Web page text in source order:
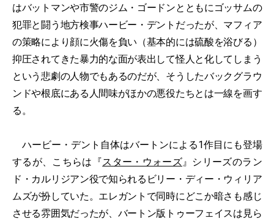
はバットマンや市警のジム・ゴードンとともにゴッサムの
犯罪と闘う地方検事ハービー・デントだったが、マフィア
の策略により顔に火傷を負い（基本的には硫酸を浴びる）
抑圧されてきた暴力的な面が表出して怪人と化してしまう
という悲劇の人物でもあるのだが、そうしたバックグラウ
ンドや根底にある人間味がほかの悪役たちとは一線を画す
る。
ハービー・デント自体はバートンによる1作目にも登場
するが、こちらは『スター・ウォーズ』シリーズのラン
ド・カルリジアン役で知られるビリー・ディー・ウィリア
ムズが扮していた。エレガントで同時にどこか暗さも感じ
させる雰囲気だったが、バートン版トゥーフェイスは見ら